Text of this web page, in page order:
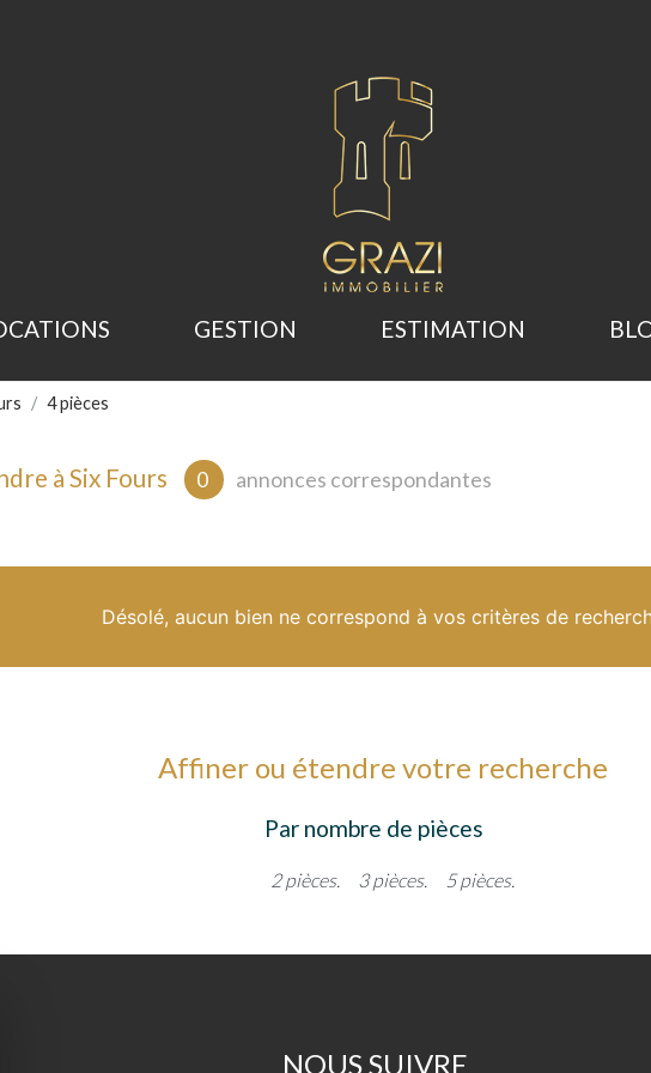
GESTION ESTIMATION
4 pièces
à Six Fours 0 annonces correspondantes
Désolé, aucun bien ne correspond à vos critères de
Affiner ou étendre votre recherche
Par nombre de pièces
2 pièces. 3 pièces. 5 pièces.
NOUS SUIVRE